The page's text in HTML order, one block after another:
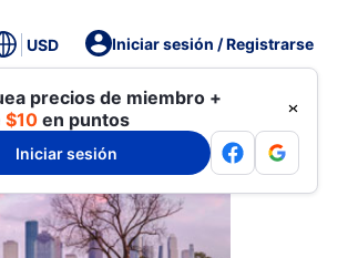
USD Iniciar sesión / Registrarse
precios de miembro +
$10 en puntos
Iniciar sesión